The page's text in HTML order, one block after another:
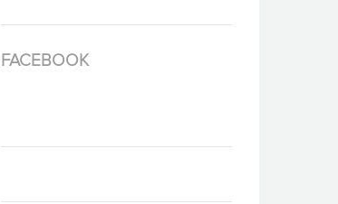
FACEBOOK